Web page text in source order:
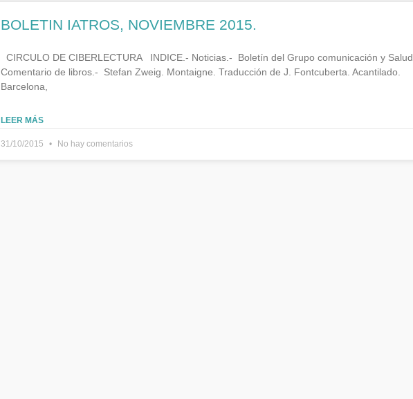
BOLETIN IATROS, NOVIEMBRE 2015.
CIRCULO DE CIBERLECTURA INDICE.- Noticias.- Boletín del Grupo comunicación y Salud
Comentario de libros.- Stefan Zweig. Montaigne. Traducción de J. Fontcuberta. Acantilado.
Barcelona,
LEER MÁS
31/10/2015 No hay comentarios